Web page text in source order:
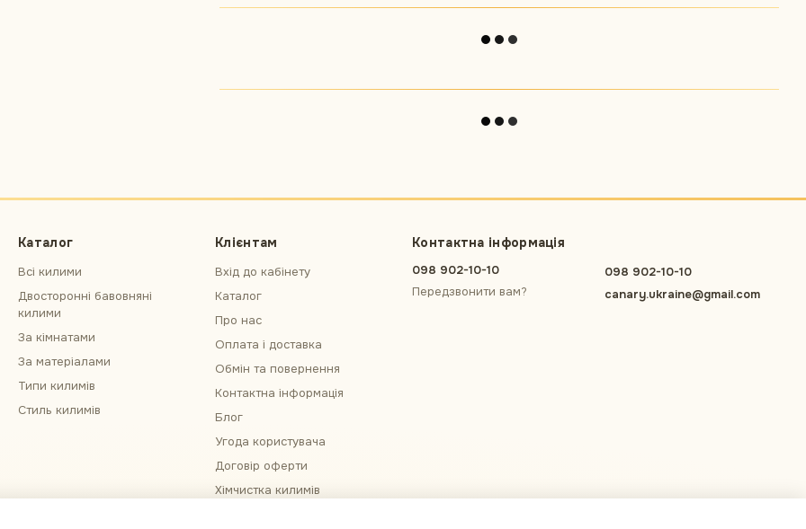
Каталог
Всі килими
Двосторонні бавовняні
килими
За кімнатами
За матеріалами
Типи килимів
Стиль килимів
Клієнтам
Вхід до кабінету
Каталог
Про нас
Оплата і доставка
Обмін та повернення
Контактна інформація
Блог
Угода користувача
Договір оферти
Хімчистка килимів
Контактна інформація
098 902-10-10
Передзвонити вам?
098 902-10-10
canary.ukraine@gmail.com